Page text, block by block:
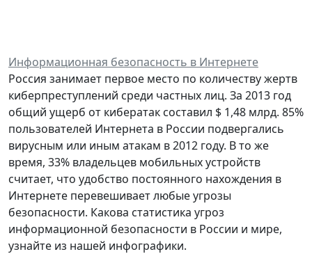
Информационная безопасность в Интернете
Россия занимает первое место по количеству жертв
киберпреступлений среди частных лиц. За 2013 год
общий ущерб от кибератак составил $ 1,48 млрд. 85%
пользователей Интернета в России подвергались
вирусным или иным атакам в 2012 году. В то же
время, 33% владельцев мобильных устройств
считает, что удобство постоянного нахождения в
Интернете перевешивает любые угрозы
безопасности. Какова статистика угроз
информационной безопасности в России и мире,
узнайте из нашей инфографики.